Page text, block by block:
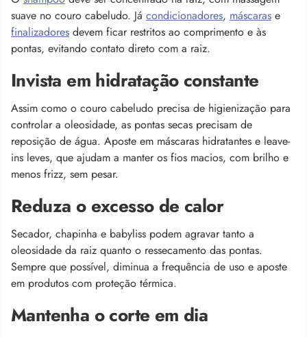
suave no couro cabeludo. Já condicionadores, máscaras e
finalizadores devem ficar restritos ao comprimento e às
pontas, evitando contato direto com a raiz.
Invista em hidratação constante
Assim como o couro cabeludo precisa de higienização para
controlar a oleosidade, as pontas secas precisam de
reposição de água. Aposte em máscaras hidratantes e leave-
ins leves, que ajudam a manter os fios macios, com brilho e
menos frizz, sem pesar.
Reduza o excesso de calor
Secador, chapinha e babyliss podem agravar tanto a
oleosidade da raiz quanto o ressecamento das pontas.
Sempre que possível, diminua a frequência de uso e aposte
em produtos com proteção térmica.
Mantenha o corte em dia